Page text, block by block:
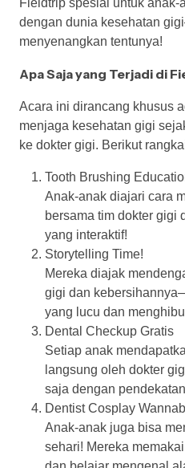
Fieldtrip spesial untuk
dengan dunia kesehatan
menyenangkan tentunya!
Apa Saja yang Terjadi di
Acara ini dirancang khusus
menjaga kesehatan gigi
ke dokter gigi. Berikut
Tooth Brushing
Anak-anak diajari cara
bersama tim dokter gigi
yang interaktif!
Storytelling Time!
Mereka diajak
gigi dan
yang lucu dan
Dental Checkup Gratis
Setiap anak
langsung oleh dokter
saja dengan
Dentist Cosplay
Anak-anak juga bisa
sehari! Mereka